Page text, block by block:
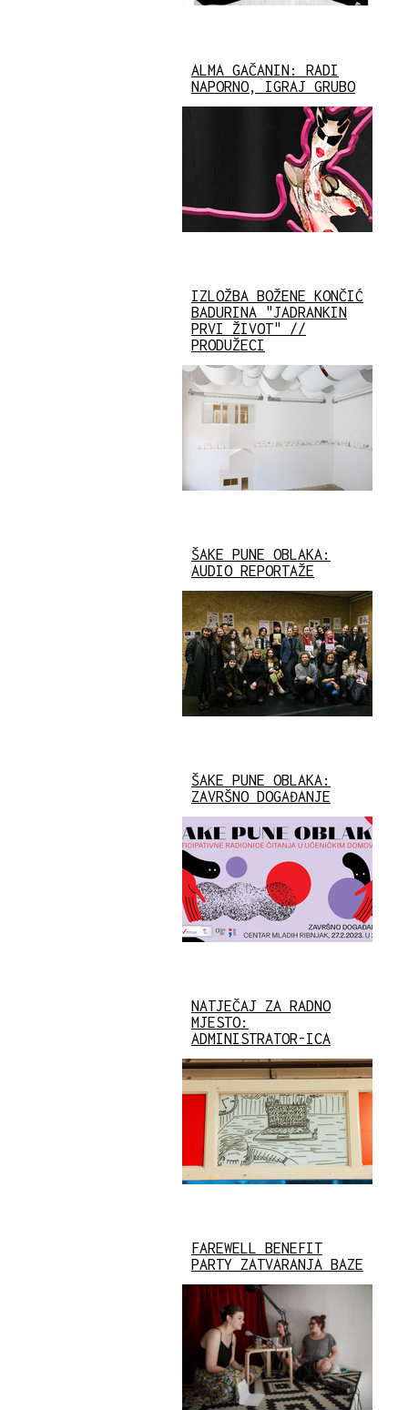
ALMA GAČANIN: RADI
NAPORNO, IGRAJ GRUBO
IZLOŽBA BOŽENE KONČIĆ
BADURINA "JADRANKIN
PRVI ŽIVOT" //
PRODUŽECI
ŠAKE PUNE OBLAKA:
AUDIO REPORTAŽE
ŠAKE PUNE OBLAKA:
ZAVRŠNO DOGAĐANJE
NATJEČAJ ZA RADNO
MJESTO:
ADMINISTRATOR-ICA
FAREWELL BENEFIT
PARTY ZATVARANJA BAZE